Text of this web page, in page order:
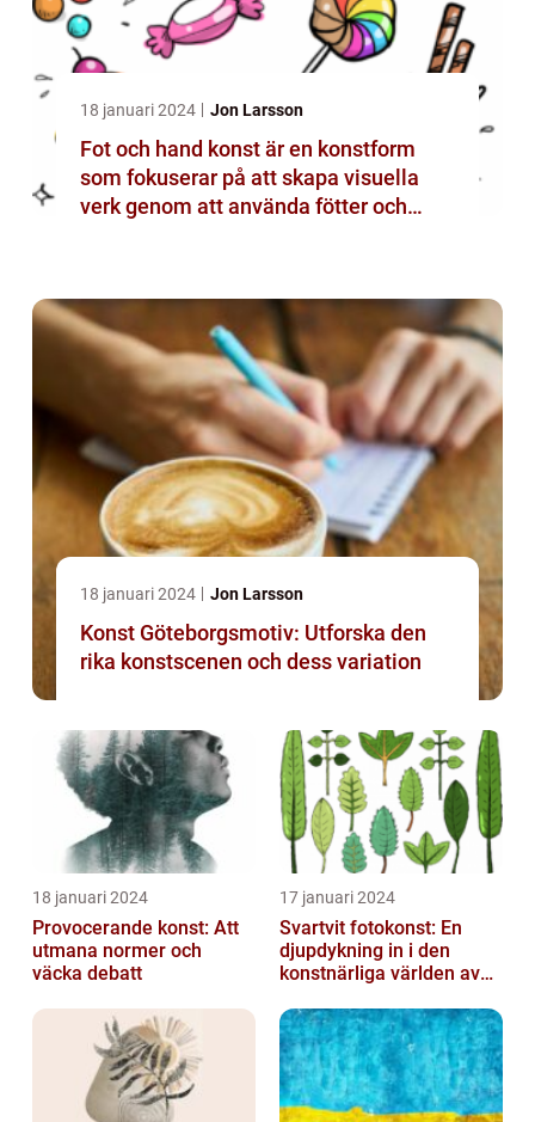
18 januari 2024 Jon Larsson
Fot och hand konst är en konstform
som fokuserar på att skapa visuella
verk genom att använda fötter och
18 januari 2024 Jon Larsson
Konst Göteborgsmotiv: Utforska den
rika konstscenen och dess variation
18 januari 2024
Provocerande konst: Att
utmana normer och
väcka debatt
17 januari 2024
Svartvit fotokonst: En
djupdykning in i den
konstnärliga världen av